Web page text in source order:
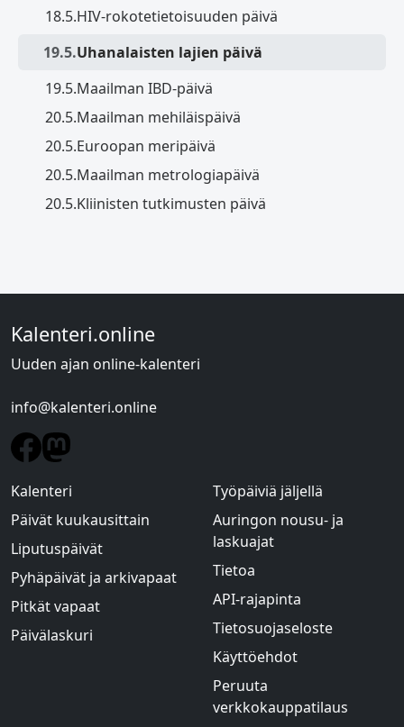
18.5.HIV-rokotetietoisuuden päivä
19.5.Uhanalaisten lajien päivä
19.5.Maailman IBD-päivä
20.5.Maailman mehiläispäivä
20.5.Euroopan meripäivä
20.5.Maailman metrologiapäivä
20.5.Kliinisten tutkimusten päivä
Kalenteri.online
Uuden ajan online-kalenteri
info@kalenteri.online
Kalenteri
Päivät kuukausittain
Liputuspäivät
Pyhäpäivät ja arkivapaat
Pitkät vapaat
Päivälaskuri
Työpäiviä jäljellä
Auringon nousu- ja
laskuajat
Tietoa
API-rajapinta
Tietosuojaseloste
Käyttöehdot
Peruuta
verkkokauppatilaus